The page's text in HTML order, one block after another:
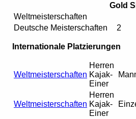
Gold
Weltmeisterschaften
Deutsche Meisterschaften
2
Internationale Platzierungen
Weltmeisterschaften
Herren
Kajak-
Einer
Weltmeisterschaften
Herren
Kajak-
Einer